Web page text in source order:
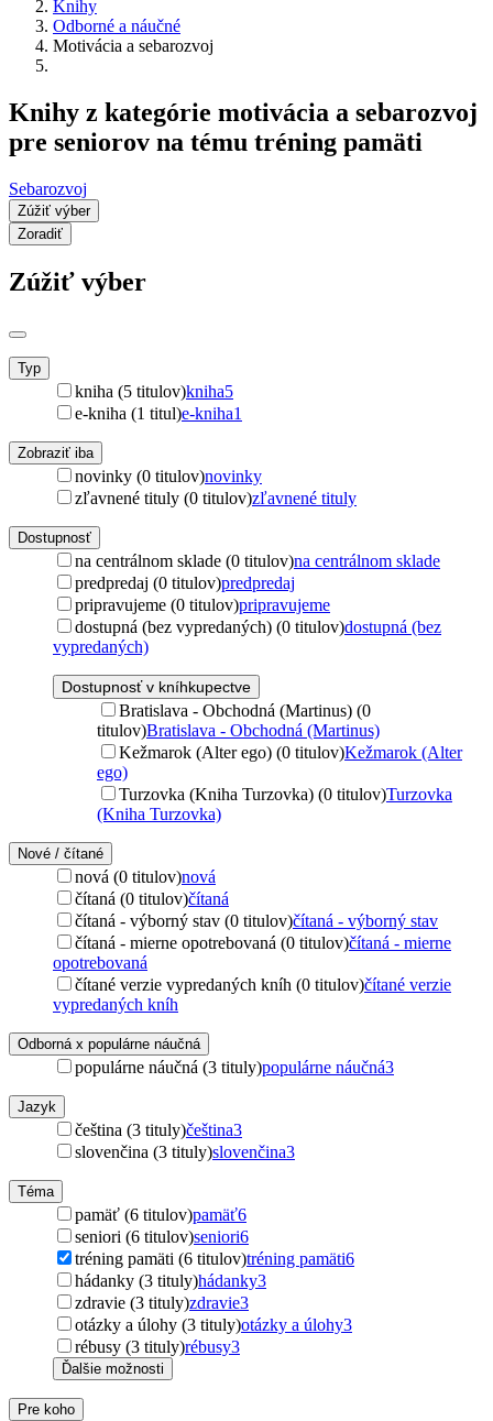
Knihy
Odborné a náučné
Motivácia a sebarozvoj
Knihy z kategórie motivácia a sebarozvoj
pre seniorov na tému tréning pamäti
Sebarozvoj
Zúžiť výber
Zoradiť
Zúžiť výber
Typ
kniha (5 titulov)kniha5
e-kniha (1 titul)e-kniha1
Zobraziť iba
novinky (0 titulov)novinky
zľavnené tituly (0 titulov)zľavnené tituly
Dostupnosť
na centrálnom sklade (0 titulov)na centrálnom sklade
predpredaj (0 titulov)predpredaj
pripravujeme (0 titulov)pripravujeme
dostupná (bez vypredaných) (0 titulov)dostupná (bez
vypredaných)
Dostupnosť v kníhkupectve
Bratislava - Obchodná (Martinus) (0
titulov)Bratislava - Obchodná (Martinus)
Kežmarok (Alter ego) (0 titulov)Kežmarok (Alter
ego)
Turzovka (Kniha Turzovka) (0 titulov)Turzovka
(Kniha Turzovka)
Nové / čítané
nová (0 titulov)nová
čítaná (0 titulov)čítaná
čítaná - výborný stav (0 titulov)čítaná - výborný stav
čítaná - mierne opotrebovaná (0 titulov)čítaná - mierne
opotrebovaná
čítané verzie vypredaných kníh (0 titulov)čítané verzie
vypredaných kníh
Odborná x populárne náučná
populárne náučná (3 tituly)populárne náučná3
Jazyk
čeština (3 tituly)čeština3
slovenčina (3 tituly)slovenčina3
Téma
pamäť (6 titulov)pamäť6
seniori (6 titulov)seniori6
tréning pamäti (6 titulov)tréning pamäti6
hádanky (3 tituly)hádanky3
zdravie (3 tituly)zdravie3
otázky a úlohy (3 tituly)otázky a úlohy3
rébusy (3 tituly)rébusy3
Ďalšie možnosti
Pre koho